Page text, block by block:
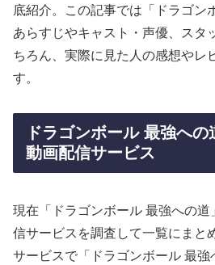
底紹介。この記事では「ドラゴン
あらすじやキャスト・声優、スタ
ちろん、実際に見た人の感想やレ
す。
ドラゴンボール 最強へ
動画配信サービス
現在「ドラゴンボール 最強への
信サービスを調査して一覧にまと
サービスで「ドラゴンボール 最